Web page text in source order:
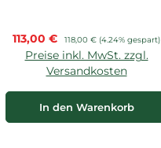
Verkaufspreis:
113,00 € Regulärer Preis:
118,00 € (4.24% gespart)
Preise inkl. MwSt. zzgl.
Versandkosten
In den Warenkorb